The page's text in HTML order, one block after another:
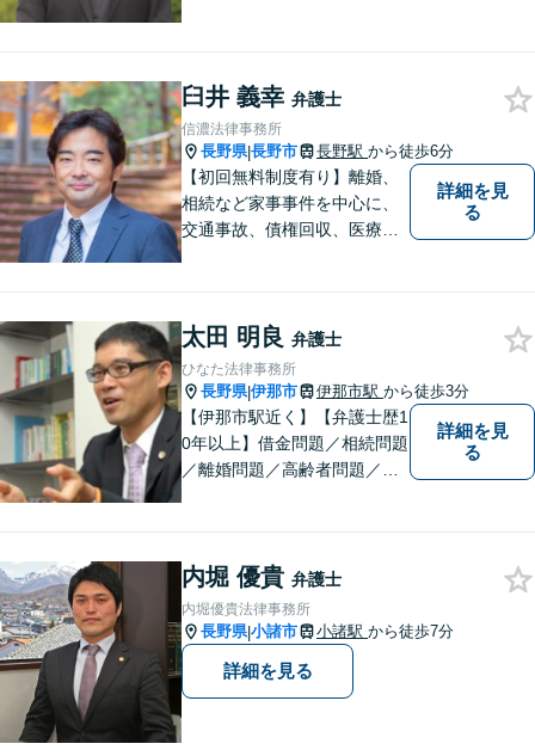
のようなことでも、お気軽に
ご相談ください。
臼井 義幸 弁護士
信濃法律事務所
長野県|長野市 長野駅 から徒歩6分
【初回無料制度有り】離婚、
相続など家事事件を中心に、
交通事故、債権回収、医療過
詳細を見
る
太田 明良 弁護士
ひなた法律事務所
長野県|伊那市 伊那市駅 から徒歩3分
【伊那市駅近く】【弁護士歴1
0年以上】借金問題／相続問題
／離婚問題／高齢者問題／相
根ざした弁護士】もし何かお
困りな事がございましたらお
気軽にご相談ください。
詳細を見
る
内堀 優貴 弁護士
内堀優貴法律事務所
長野県|小諸市 小諸駅 から徒歩7分
詳細を見る